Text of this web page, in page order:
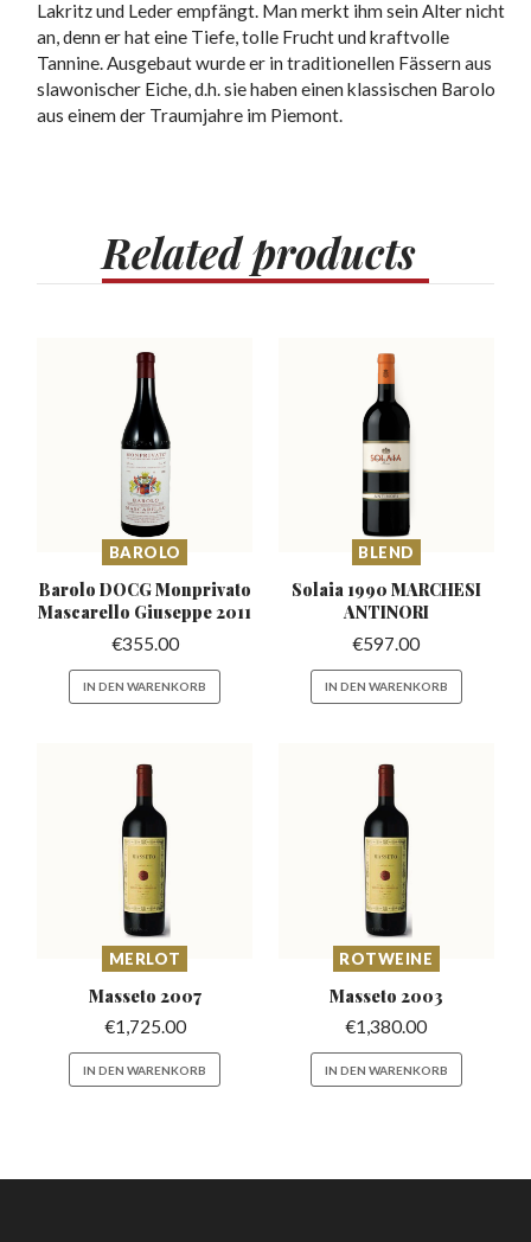
Lakritz und Leder empfängt. Man merkt ihm sein Alter nicht
an, denn er hat eine Tiefe, tolle Frucht und kraftvolle
Tannine. Ausgebaut wurde er in traditionellen Fässern aus
slawonischer Eiche, d.h. sie haben einen klassischen Barolo
aus einem der Traumjahre im Piemont.
Relatedproducts
BAROLO
Barolo DOCG Monprivato
Mascarello Giuseppe 2011
€355.00
IN DEN WARENKORB
BLEND
Solaia 1990 MARCHESI
ANTINORI
€597.00
IN DEN WARENKORB
MERLOT
Masseto 2007
€1,725.00
IN DEN WARENKORB
ROTWEINE
Masseto 2003
€1,380.00
IN DEN WARENKORB